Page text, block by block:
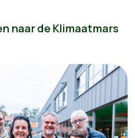
naar de Klimaatmars